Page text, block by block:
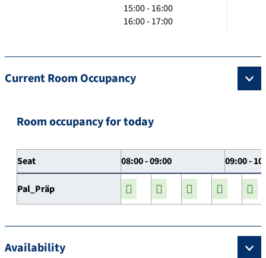
15:00 - 16:00
16:00 - 17:00
Current Room Occupancy
Room occupancy for today
Seat 08:00 - 09:00 09:00 -
Pal_Präp
Availability